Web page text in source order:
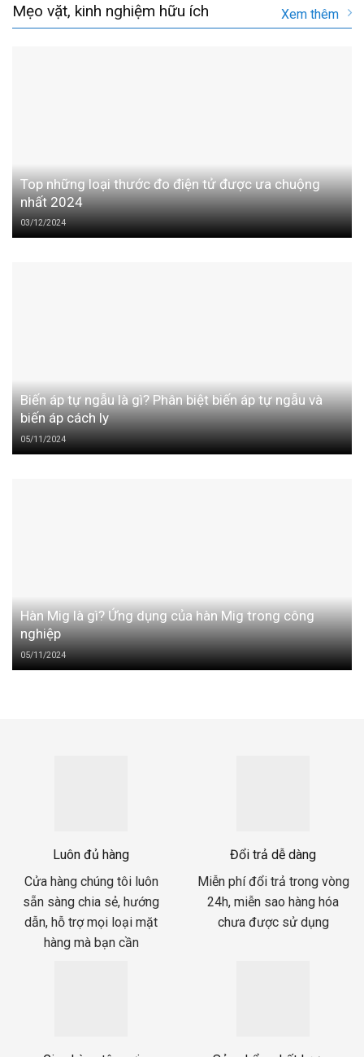
Mẹo vặt, kinh nghiệm hữu ích Xem thêm
Top những loại thước đo điện tử được ưa chuộng
nhất 2024
03/12/2024
Biến áp tự ngẫu là gì? Phân biệt biến áp tự ngẫu và
biến áp cách ly
05/11/2024
Hàn Mig là gì? Ứng dụng của hàn Mig trong công
nghiệp
05/11/2024
Luôn đủ hàng
Cửa hàng chúng tôi luôn
sẵn sàng chia sẻ, hướng
dẫn, hỗ trợ mọi loại mặt
hàng mà bạn cần
Đổi trả dễ dàng
Miễn phí đổi trả trong vòng
24h, miễn sao hàng hóa
chưa được sử dụng